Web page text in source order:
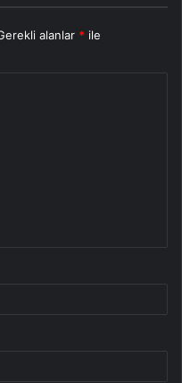
alanlar * ile